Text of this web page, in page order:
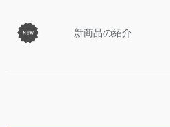
新商品の紹介